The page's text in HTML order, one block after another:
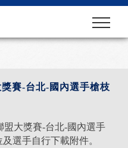
賽-台北-國內選手槍枝
盟大獎賽-台北-國內選手
選手自行下載附件。